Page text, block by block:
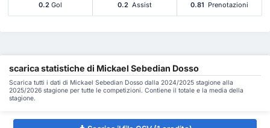
0.2Gol 0.2 Assist 0.81 Prenotazioni
scarica statistiche di Mickael Sebedian Dosso
Scarica tutti i dati di Mickael Sebedian Dosso dalla 2024/2025 stagione alla
2025/2026 stagione per tutte le competizioni. Contiene il totale e la media della
stagione.